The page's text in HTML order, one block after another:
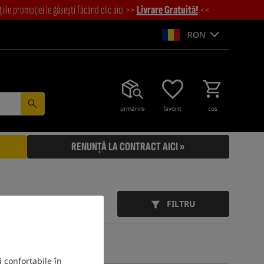
confortabile în
promoției le găsești făcând clic aici >>Livrare Gratuită!<<
RON
urmărire favorit coş
RENUNȚĂ LA CONTRACT AICI »
FILTRU